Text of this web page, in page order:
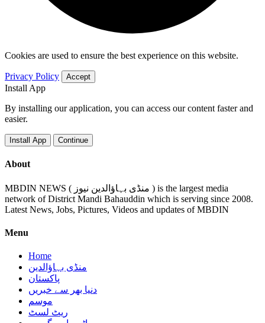
Cookies are used to ensure the best experience on this website.
Privacy Policy Accept
Install App
By installing our application, you can access our content faster and
easier.
Install App Continue
About
MBDIN NEWS ( منڈی بہاؤالدین نیوز ) is the largest media
network of District Mandi Bahauddin which is serving since 2008.
Latest News, Jobs, Pictures, Videos and updates of MBDIN
Menu
Home
منڈی بہاؤالدین
پاکستان
دنیا بھر سے خبریں
موسم
ریٹ لسٹ